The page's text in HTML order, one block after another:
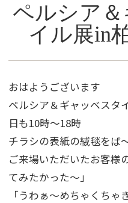
ペルシア
イル展in
おはようございます
ペルシア＆ギャッベスタ
日も10時～18時
チラシの表紙の絨毯をば
ご来場いただいたお客様
てみたかった～」
「うわぁ～めちゃくち